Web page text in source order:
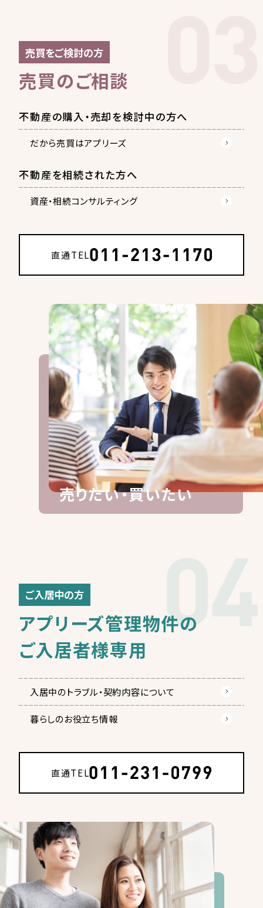
売買をご検討の方
売買のご相談
不動産の購入・売却を検討中の方へ
だから売買はアプリーズ
不動産を相続された方へ
資産・相続コンサルティング
直通TEL
売りたい・買いたい
ご入居中の方
アプリーズ管理物件の
ご入居者様専用
入居中のトラブル・契約内容について
暮らしのお役立ち情報
直通TEL